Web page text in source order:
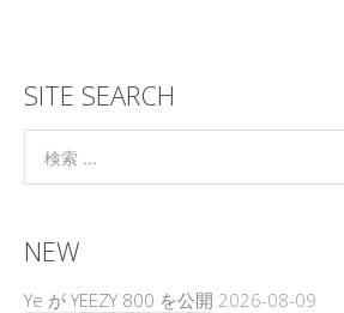
SITE SEARCH
NEW
Ye が YEEZY 800 を公開 2026-08-09